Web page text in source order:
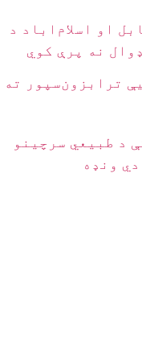
او اسلام‌اباد د
نه پرې کوي
ترابزون‌سپور ته
د طبیعي سرچینو
ونډه